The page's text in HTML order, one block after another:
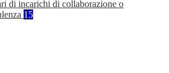
di incarichi di collaborazione o
15